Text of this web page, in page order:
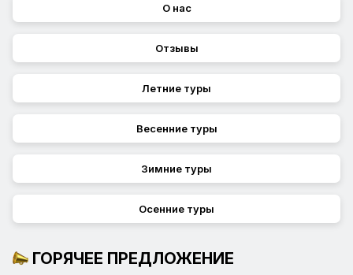
О нас
Отзывы
Летние туры
Весенние туры
Зимние туры
Осенние туры
ГОРЯЧЕЕ ПРЕДЛОЖЕНИЕ